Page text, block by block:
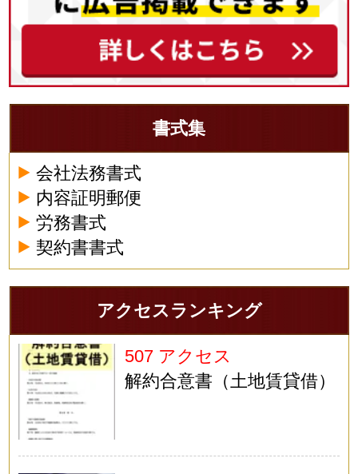
書式集
会社法務書式
内容証明郵便
労務書式
契約書書式
アクセスランキング
507 アクセス
解約合意書（土地賃貸借）